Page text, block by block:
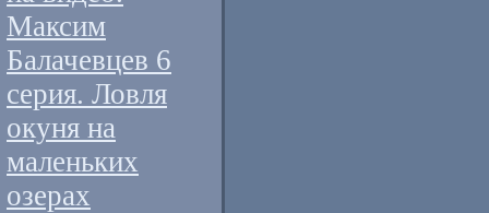
Максим
Балачевцев 6
серия. Ловля
окуня на
маленьких
озерах